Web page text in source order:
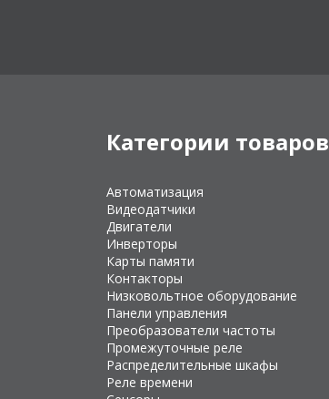
Категории товаров
Автоматизация
Видеодатчики
Двигатели
Инверторы
Карты памяти
Контакторы
Низковольтное оборудование
Панели управления
Преобразователи частоты
Промежуточные реле
Распределительные шкафы
Реле времени